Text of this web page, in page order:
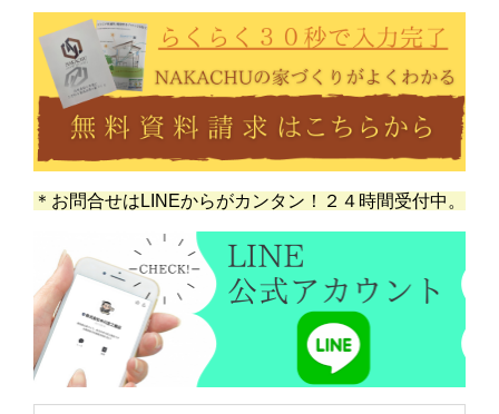
＊お問合せはLINEからがカンタン！２４時間受付中。